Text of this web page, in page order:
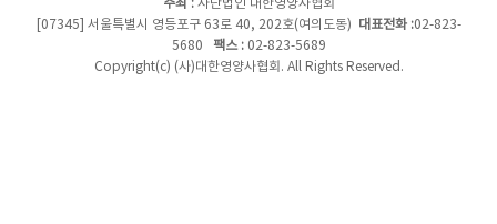
주최 :사단법인 대한영양사협회
[07345] 서울특별시 영등포구 63로 40, 202호(여의도동)
대표전화 :02-823-
5680
팩스 :02-823-5689
Copyright(c) (사)대한영양사협회. All Rights Reserved.